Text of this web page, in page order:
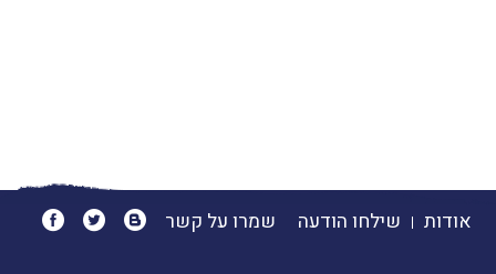
אודות שילחו הודעה שמרו על קשר